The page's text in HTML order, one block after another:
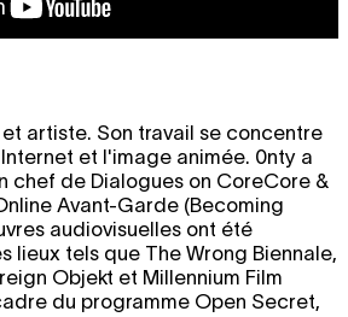
et artiste. Son travail se concentre
et l'image animée. 0nty a
chef de Dialogues on CoreCore &
Avant-Garde (Becoming
audiovisuelles ont été
lieux tels que The Wrong Biennale,
Objekt et Millennium Film
du programme Open Secret,